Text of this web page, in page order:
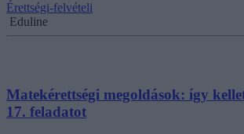
Érettségi-felvételi
Eduline
Matekérettségi megoldások: így
17. feladatot